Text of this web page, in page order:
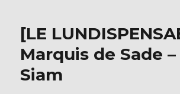
b
o
o
k
r
[LE
Marquis de Sade
Siam